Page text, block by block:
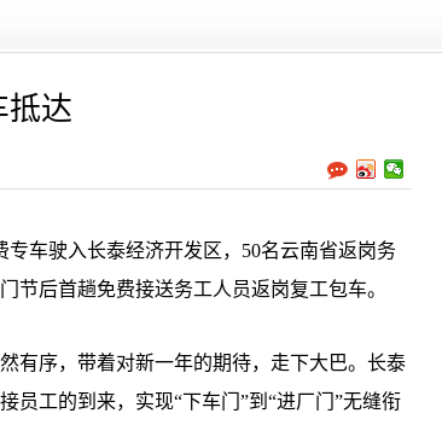
抵达
车驶入长泰经济开发区，50名云南省返岗务
节后首趟免费接送务工人员返岗复工包车。
序，带着对新一年的期待，走下大巴。长泰
员工的到来，实现“下车门”到“进厂门”无缝衔